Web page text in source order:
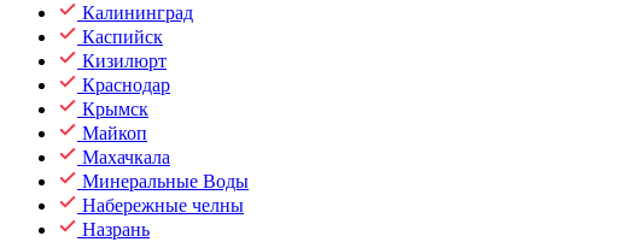
Калининград
Каспийск
Кизилюрт
Краснодар
Крымск
Майкоп
Махачкала
Минеральные Воды
Набережные челны
Назрань